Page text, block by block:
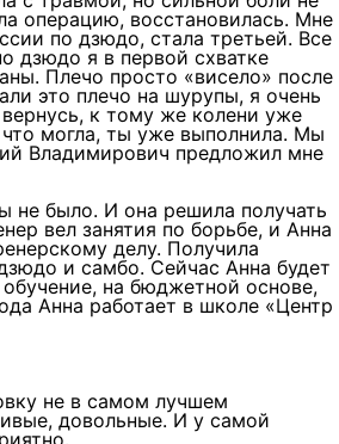
операцию, восстановилась. Мне
по дзюдо, стала третьей. Все
дзюдо я в первой схватке
Плечо просто «висело» после
это плечо на шурупы, я очень
к тому же колени уже
что могла, ты уже выполнила. Мы
Владимирович предложил мне
не было. И она решила получать
вел занятия по борьбе, и Анна
делу. Получила
и самбо. Сейчас Анна будет
обучение, на бюджетной основе,
Анна работает в школе «Центр
не в самом лучшем
довольные. И у самой